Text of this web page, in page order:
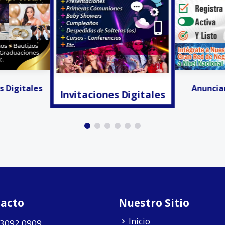
Digitales Anunciar Gratis!!! ¡Ya lo
Nuestro Sitio
Inicio